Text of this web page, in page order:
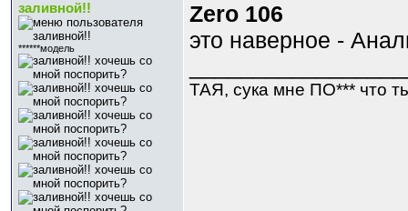
заливной!!
******модель
Zero 106
это наверное -
ТАЯ, сука мне ПО*** что